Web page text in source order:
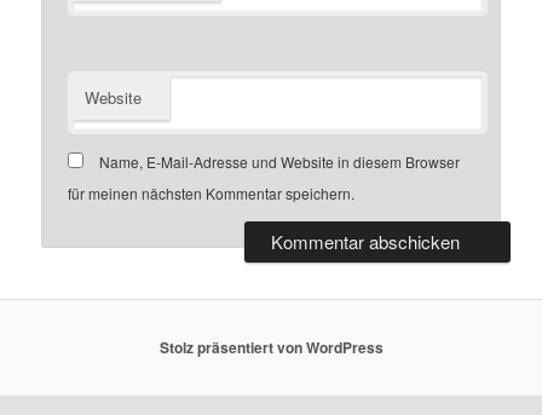
Website
Name, E-Mail-Adresse und Website in diesem Browser
für meinen nächsten Kommentar speichern.
Stolz präsentiert von WordPress